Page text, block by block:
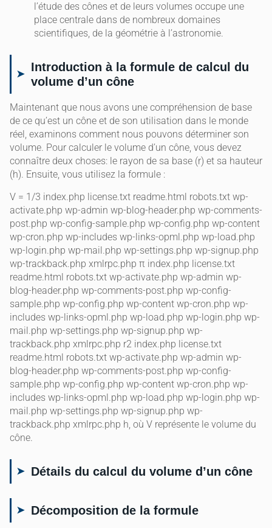
l’étude des cônes et de leurs volumes occupe une
place centrale dans de nombreux domaines
scientifiques, de la géométrie à l’astronomie.
Introduction à la formule de calcul du
volume d’un cône
Maintenant que nous avons une compréhension de base
de ce qu’est un cône et de son utilisation dans le monde
réel, examinons comment nous pouvons déterminer son
volume. Pour calculer le volume d’un cône, vous devez
connaître deux choses: le rayon de sa base (r) et sa hauteur
(h). Ensuite, vous utilisez la formule :
V = 1/3 index.php license.txt readme.html robots.txt wp-
activate.php wp-admin wp-blog-header.php wp-comments-
post.php wp-config-sample.php wp-config.php wp-content
wp-cron.php wp-includes wp-links-opml.php wp-load.php
wp-login.php wp-mail.php wp-settings.php wp-signup.php
wp-trackback.php xmlrpc.php π index.php license.txt
readme.html robots.txt wp-activate.php wp-admin wp-
blog-header.php wp-comments-post.php wp-config-
sample.php wp-config.php wp-content wp-cron.php wp-
includes wp-links-opml.php wp-load.php wp-login.php wp-
mail.php wp-settings.php wp-signup.php wp-
trackback.php xmlrpc.php r2 index.php license.txt
readme.html robots.txt wp-activate.php wp-admin wp-
blog-header.php wp-comments-post.php wp-config-
sample.php wp-config.php wp-content wp-cron.php wp-
includes wp-links-opml.php wp-load.php wp-login.php wp-
mail.php wp-settings.php wp-signup.php wp-
trackback.php xmlrpc.php h, où V représente le volume du
cône.
Détails du calcul du volume d’un cône
Décomposition de la formule